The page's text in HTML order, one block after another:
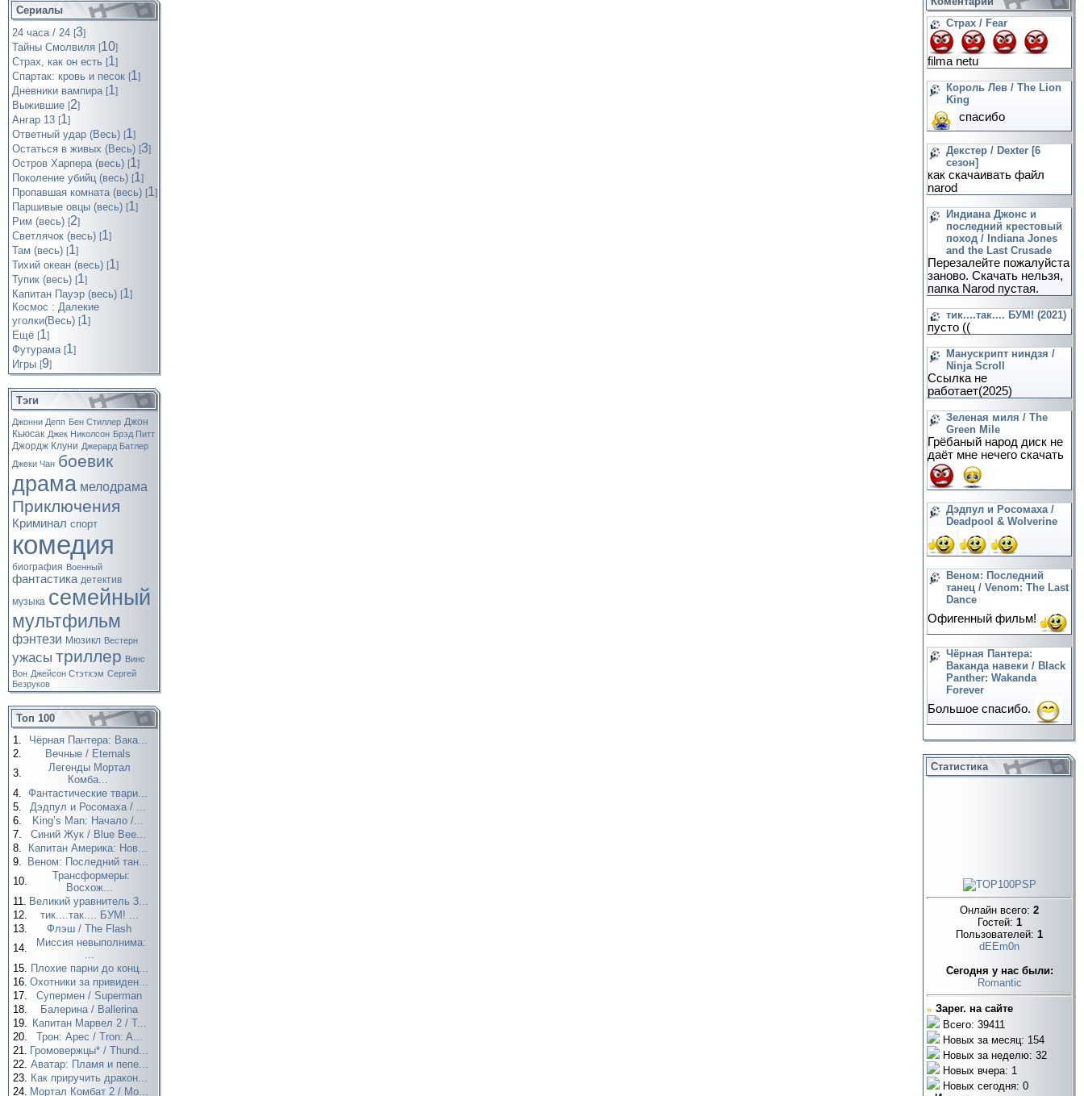
Сериалы
24 часа / 24 [3]
Тайны Смолвиля [10]
Страх, как он есть [1]
Спартак: кровь и песок [1]
Дневники вампира [1]
Выжившие [2]
Ангар 13 [1]
Ответный удар (Весь) [1]
Остаться в живых (Весь) [3]
Остров Харпера (весь) [1]
Поколение убийц (весь) [1]
Пропавшая комната (весь) [1]
Паршивые овцы (весь) [1]
Рим (весь) [2]
Светлячок (весь) [1]
Там (весь) [1]
Тихий океан (весь) [1]
Тупик (весь) [1]
Капитан Пауэр (весь) [1]
Космос : Далекие
уголки(Весь) [1]
Ещё [1]
Футурама [1]
Игры [9]
Тэги
Джонни Депп Бен Стиллер Джон
Кьюсак Джек Николсон Брэд Питт
Джордж Клуни Джерард Батлер
Джеки Чан боевик
драма мелодрама
Приключения
Криминал спорт
комедия
биография Военный
фантастика детектив
музыка семейный
мультфильм
фэнтези Мюзикл Вестерн
ужасы триллер Винс
Вон Джейсон Стэтхэм Сергей
Безруков
Топ 100
1.
Чёрная Пантера: Вака...
2.
Вечные / Eternals
3.
Легенды Мортал
Комба...
4. Фантастические твари...
5.
Дэдпул и Росомаха / ...
6.
King’s Man: Начало /...
7.
Синий Жук / Blue Bee...
8.
Капитан Америка: Нов...
9.
Веном: Последний тан...
10.
Трансформеры:
Восхож...
11. Великий уравнитель 3...
12.
тик....так.... БУМ! ...
13.
Флэш / The Flash
14.
Миссия невыполнима:
...
15. Плохие парни до конц...
16. Охотники за привиден...
17.
Супермен / Superman
18.
Балерина / Ballerina
19. Капитан Марвел 2 / T...
20.
Трон: Арес / Tron: A...
21. Громовержцы* / Thund...
22. Аватар: Пламя и пепе...
23. Как приручить дракон...
24. Мортал Комбат 2 / Mo...
Страх / Fear
filma netu
Король Лев / The Lion
King
спасибо
Декстер / Dexter [6
сезон]
как скачаивать файл
narod
Индиана Джонс и
последний крестовый
поход / Indiana Jones
and the Last Crusade
Перезалейте пожалуйста
заново. Скачать нельзя,
папка Narod пустая.
тик....так.... БУМ! (2021)
пусто ((
Манускрипт ниндзя /
Ninja Scroll
Ссылка не
работает(2025)
Зеленая миля / The
Green Mile
Грёбаный народ диск не
даёт мне нечего скачать
Дэдпул и Росомаха /
Deadpool & Wolverine
Веном: Последний
танец / Venom: The Last
Dance
Офигенный фильм!
Чёрная Пантера:
Ваканда навеки / Black
Panther: Wakanda
Forever
Большое спасибо.
Статистика
Онлайн всего: 2
Гостей: 1
Пользователей: 1
dEEm0n
Cегодня у нас были:
Romantic
» Зарег. на сайте
Всего: 39411
Новых за месяц: 154
Новых за неделю: 32
Новых вчера: 1
Новых сегодня: 0